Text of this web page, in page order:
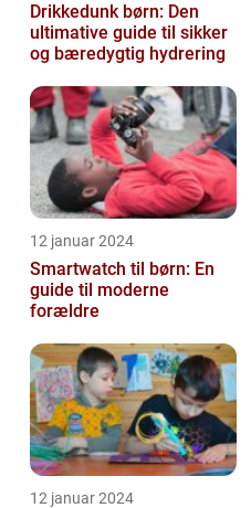
Drikkedunk børn: Den
ultimative guide til sikker
og bæredygtig hydrering
12 januar 2024
Smartwatch til børn: En
guide til moderne
forældre
12 januar 2024